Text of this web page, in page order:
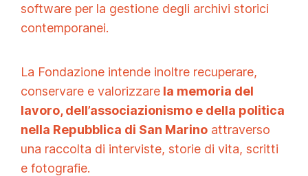
software per la gestione degli archivi storici
contemporanei.
La Fondazione intende inoltre recuperare,
conservare e valorizzare la memoria del
lavoro, dell’associazionismo e della politica
nella Repubblica di San Marino attraverso
una raccolta di interviste, storie di vita, scritti
e fotografie.